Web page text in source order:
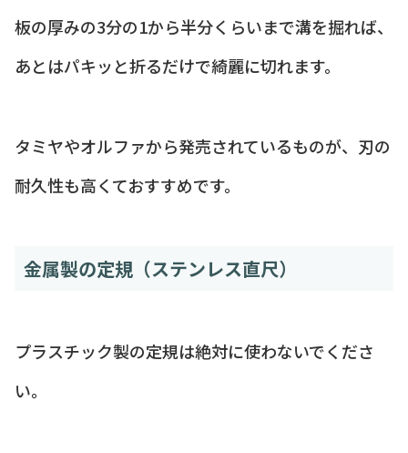
板の厚みの3分の1から半分くらいまで溝を掘れば、
あとはパキッと折るだけで綺麗に切れます。
タミヤやオルファから発売されているものが、刃の
耐久性も高くておすすめです。
金属製の定規（ステンレス直尺）
プラスチック製の定規は絶対に使わないでくださ
い。